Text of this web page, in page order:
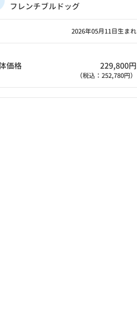
フレンチブルドッグ
2026年05月11日生まれ
価格 229,800円
（税込：252,780円）